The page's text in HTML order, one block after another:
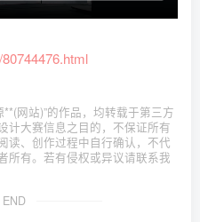
网站)”的作品，均转载于第三方
计大赛信息之目的，不保证所有
读、创作过程中自行确认，不代
所有。若有侵权或异议请联系我